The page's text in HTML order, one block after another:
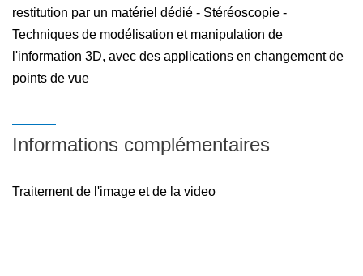
restitution par un matériel dédié - Stéréoscopie -
Techniques de modélisation et manipulation de
l'information 3D, avec des applications en changement de
points de vue
Informations complémentaires
Traitement de l'image et de la video